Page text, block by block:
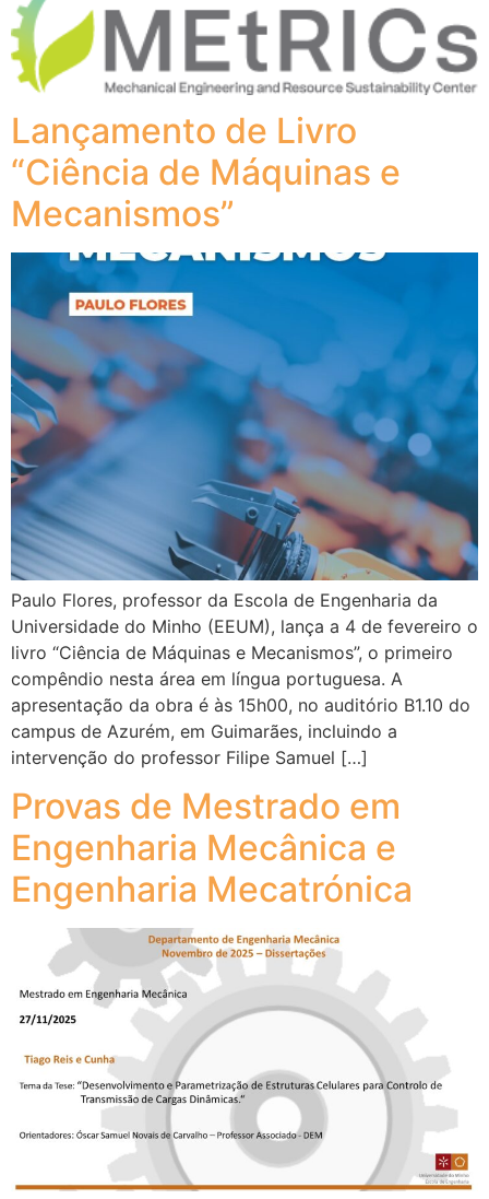
Lançamento de Livro
“Ciência de Máquinas e
Mecanismos”
Paulo Flores, professor da Escola de Engenharia da
Universidade do Minho (EEUM), lança a 4 de fevereiro o
livro “Ciência de Máquinas e Mecanismos”, o primeiro
compêndio nesta área em língua portuguesa. A
apresentação da obra é às 15h00, no auditório B1.10 do
campus de Azurém, em Guimarães, incluindo a
intervenção do professor Filipe Samuel […]
Provas de Mestrado em
Engenharia Mecânica e
Engenharia Mecatrónica